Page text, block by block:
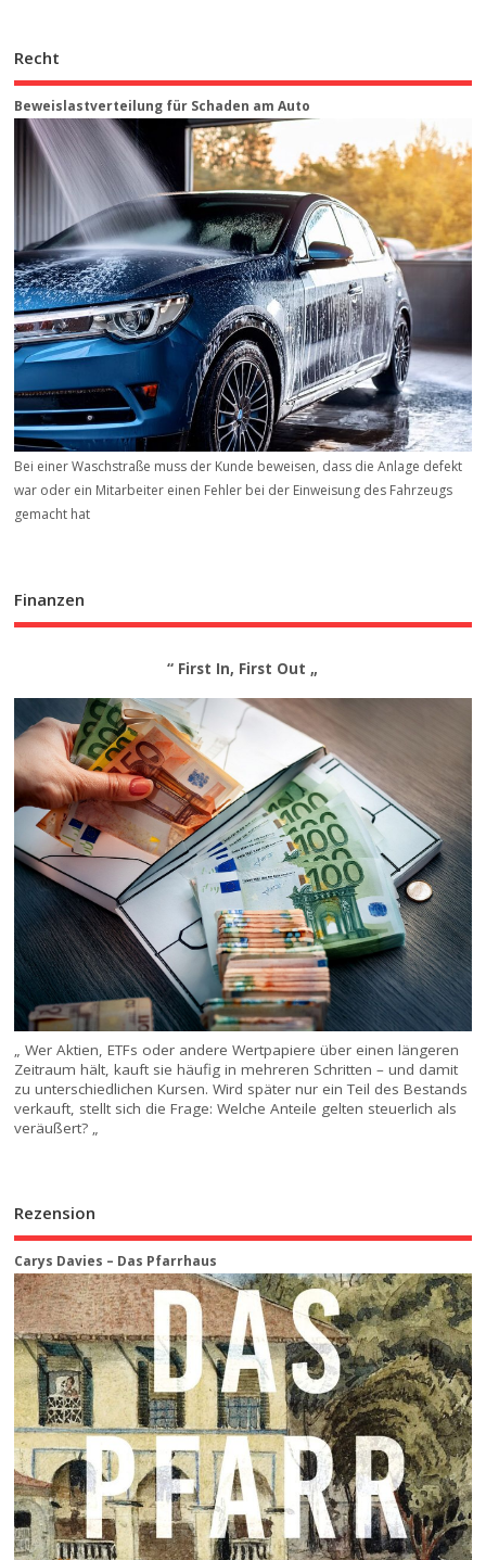
Recht
Beweis­last­ver­teilung für Schaden am Auto
Bei einer Waschstraße muss der Kunde beweisen, dass die Anlage defekt
war oder ein Mitarbeiter einen Fehler bei der Einweisung des Fahrzeugs
gemacht hat
Finanzen
“ First In, First Out „
„ Wer Aktien, ETFs oder andere Wertpapiere über einen längeren
Zeitraum hält, kauft sie häufig in mehreren Schritten – und damit
zu unterschiedlichen Kursen. Wird später nur ein Teil des Bestands
verkauft, stellt sich die Frage: Welche Anteile gelten steuerlich als
veräußert? „
Rezension
Carys Davies – Das Pfarrhaus